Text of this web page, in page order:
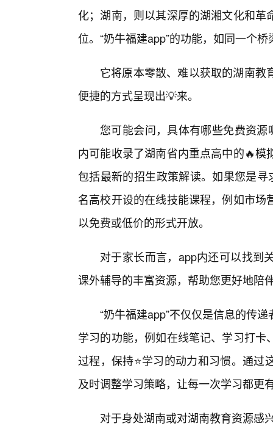
化；湖南，则以其深厚的湖湘文化和
位。“奶牛福建app”的功能，如同一个
它将原本零散、难以获取的湖南
便捷的方式呈现出💡来。
您可能会问，具体有哪些免费资
内可能收录了湖南省内重点高中的🔥
包括最新的招生政策解读。如果您是
名高校开设的在线技能课程，例如市
以免费或低价的形式开放。
对于家长而言，app内还可以找到
课外辅导的丰富资源，帮助您更好地陪
“奶牛福建app”不仅仅是信息的传
学习的功能，例如在线笔记、学习打
过程，保持⭐学习的动力和习惯。通
及时调整学习策略，让每一次学习都更
对于身处湖南或对湖南教育资源感